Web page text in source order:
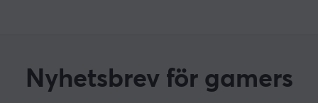
Nyhetsbrev för gamers